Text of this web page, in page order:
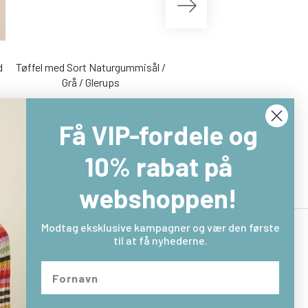
Tøffel med Sort Naturgummisål /
Grå / Glerups
390,00 DKK 650,00 DKK
Læg i kurv
837,00 DKK 1.395,00
Læg i kurv
Få VIP-fordele og
10% rabat på
webshoppen!
Modtag eksklusive kampagner og vær den første
til at få nyhederne.